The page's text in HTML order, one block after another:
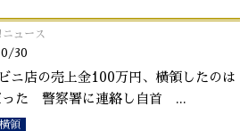
ュース
30
ニ店の売上金100万円、横領したのは
った 警察署に連絡し自首 ...
領